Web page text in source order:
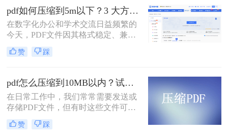
书，还是设计精美的产品手册——都
会给邮件发送、云端存储和即时传输
带来诸多不便。幸运的是，通过一系
列高效的方法，我们可以显著减小
PDF文件的体积，而无需牺牲过多的
可读性。那么pdf文件怎么压缩大小
法，从在线工具到专业软件，从自动
优化到手动精调，助您轻松驾驭PDF
文件大小。
pdf如何压缩到5m以下？3 大方法手把手教，轻松过平台限制！
在数字化办公和学术交流日益频繁的
今天，PDF文件因其格式稳定、兼容
性强而成为我们传递信息的主要载
体。然而，一个棘手的问题常常困扰
电子邮件发送简历、在学术平台提交
论文，还是在微信等即时通讯工具中
分享资料，平台往往对附件大小有严
格限制，最常见的门槛就是5MB。一
个几十兆甚至上百兆的PDF文件，不
仅传输耗时，还可能直接导致发送失
赞 踩
pdf怎么压缩到10MB以内？试试这4个压缩方法！
在日常工作中，我们常常需要发送或
存储PDF文件，但有时这些文件可能
会过大，导致传输不便或者占用过多
存储空间。为了应对这种情况，我们
赞 踩